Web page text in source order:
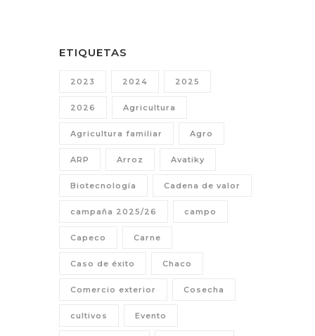
ETIQUETAS
2023 2024 2025
2026 Agricultura
Agricultura familiar Agro
ARP Arroz Avatiky
Biotecnología Cadena de valor
campaña 2025/26 campo
Capeco Carne
Caso de éxito Chaco
Comercio exterior Cosecha
cultivos Evento